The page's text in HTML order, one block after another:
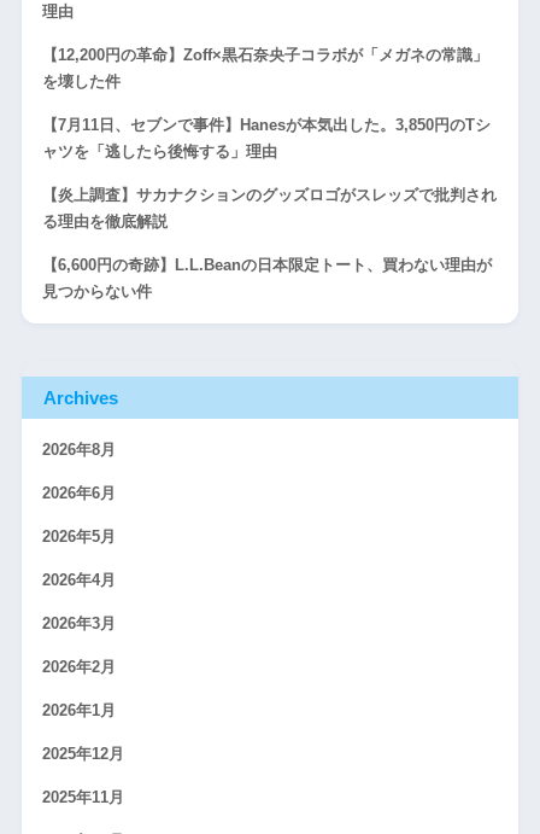
理由
【12,200円の革命】Zoff×黒石奈央子コラボが「メガネの常識」
を壊した件
【7月11日、セブンで事件】Hanesが本気出した。3,850円のTシ
ャツを「逃したら後悔する」理由
【炎上調査】サカナクションのグッズロゴがスレッズで批判され
る理由を徹底解説
【6,600円の奇跡】L.L.Beanの日本限定トート、買わない理由が
見つからない件
Archives
2026年8月
2026年6月
2026年5月
2026年4月
2026年3月
2026年2月
2026年1月
2025年12月
2025年11月